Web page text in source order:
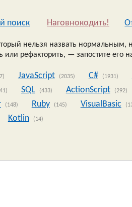
поиск Наговнокодить!
нельзя назвать нормальным,
или рефакторить, — запостите его
JavaScript (2035) C# (1931)
SQL (433) ActionScript (292)
(148) Ruby (145) VisualBasic
Kotlin (14)